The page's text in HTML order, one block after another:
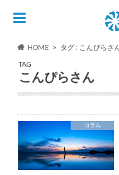
HOME
タグ : こんぴらさん
TAG
こんぴらさん
コラム